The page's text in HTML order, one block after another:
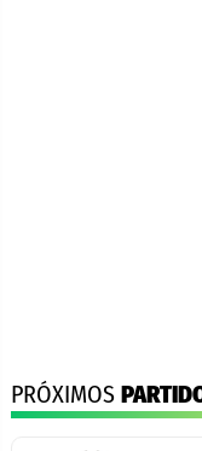
PRÓXIMOS